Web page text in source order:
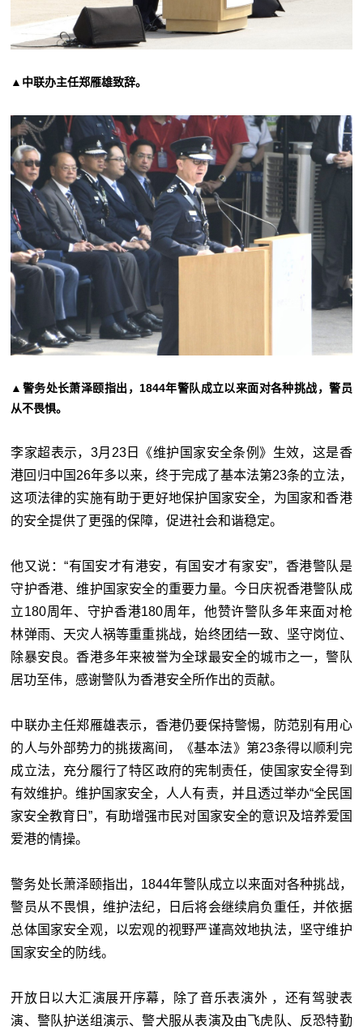
▲中联办主任郑雁雄致辞。
▲警务处长萧泽颐指出，1844年警队成立以来面对各种挑战，警员
从不畏惧。
李家超表示，3月23日《维护国家安全条例》生效，这是香
港回归中国26年多以来，终于完成了基本法第23条的立法，
这项法律的实施有助于更好地保护国家安全，为国家和香港
的安全提供了更强的保障，促进社会和谐稳定。
他又说：“有国安才有港安，有国安才有家安”，香港警队是
守护香港、维护国家安全的重要力量。今日庆祝香港警队成
立180周年、守护香港180周年，他赞许警队多年来面对枪
林弹雨、天灾人祸等重重挑战，始终团结一致、坚守岗位、
除暴安良。香港多年来被誉为全球最安全的城市之一，警队
居功至伟，感谢警队为香港安全所作出的贡献。
中联办主任郑雁雄表示，香港仍要保持警惕，防范别有用心
的人与外部势力的挑拨离间，《基本法》第23条得以顺利完
成立法，充分履行了特区政府的宪制责任，使国家安全得到
有效维护。维护国家安全，人人有责，并且透过举办“全民国
家安全教育日”，有助增强市民对国家安全的意识及培养爱国
爱港的情操。
警务处长萧泽颐指出，1844年警队成立以来面对各种挑战，
警员从不畏惧，维护法纪，日后将会继续肩负重任，并依据
总体国家安全观，以宏观的视野严谨高效地执法，坚守维护
国家安全的防线。
开放日以大汇演展开序幕，除了音乐表演外 ，还有驾驶表
演、警队护送组演示、警犬服从表演及由飞虎队、反恐特勤